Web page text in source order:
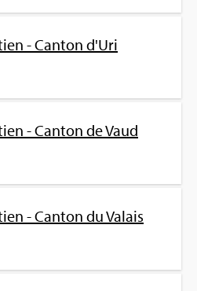
- Can­ton d'Uri
- Can­ton de Vaud
- Can­ton du Valais